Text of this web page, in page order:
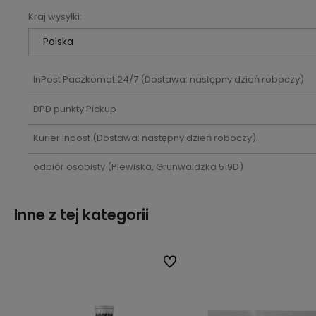
Kraj wysyłki:
InPost Paczkomat 24/7(Dostawa: następny dzień roboczy)
DPD punkty Pickup
Kurier Inpost(Dostawa: następny dzień roboczy)
odbiór osobisty(Plewiska, Grunwaldzka 519D)
Inne z tej kategorii
Do ulubionych
Do ulubionych